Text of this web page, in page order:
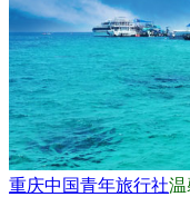
重庆中国青年旅行社温